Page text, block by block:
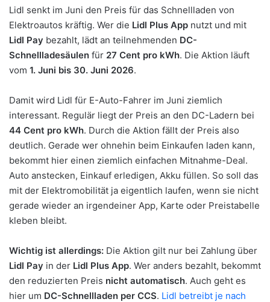
Lidl senkt im Juni den Preis für das Schnellladen von
Elektroautos kräftig. Wer die Lidl Plus App nutzt und mit
Lidl Pay bezahlt, lädt an teilnehmenden DC-
Schnellladesäulen für 27 Cent pro kWh. Die Aktion läuft
vom 1. Juni bis 30. Juni 2026.
Damit wird Lidl für E-Auto-Fahrer im Juni ziemlich
interessant. Regulär liegt der Preis an den DC-Ladern bei
44 Cent pro kWh. Durch die Aktion fällt der Preis also
deutlich. Gerade wer ohnehin beim Einkaufen laden kann,
bekommt hier einen ziemlich einfachen Mitnahme-Deal.
Auto anstecken, Einkauf erledigen, Akku füllen. So soll das
mit der Elektromobilität ja eigentlich laufen, wenn sie nicht
gerade wieder an irgendeiner App, Karte oder Preistabelle
kleben bleibt.
Wichtig ist allerdings: Die Aktion gilt nur bei Zahlung über
Lidl Pay in der Lidl Plus App. Wer anders bezahlt, bekommt
den reduzierten Preis nicht automatisch. Auch geht es
hier um DC-Schnellladen per CCS. Lidl betreibt je nach